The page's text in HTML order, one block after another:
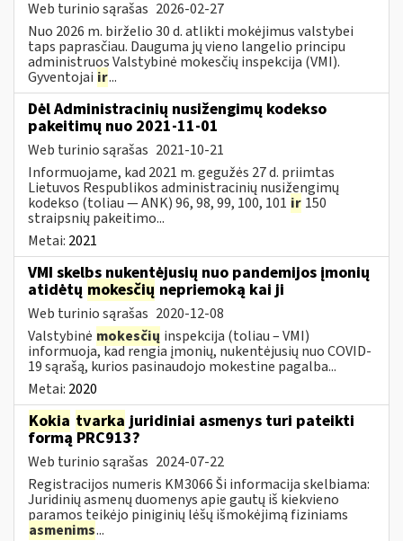
Web turinio sąrašas 2026-02-27
Nuo 2026 m. birželio 30 d. atlikti mokėjimus valstybei
taps paprasčiau. Dauguma jų vieno langelio principu
administruos Valstybinė mokesčių inspekcija (VMI).
Gyventojai ir...
Dėl Administracinių nusižengimų kodekso
pakeitimų nuo 2021-11-01
Web turinio sąrašas 2021-10-21
Informuojame, kad 2021 m. gegužės 27 d. priimtas
Lietuvos Respublikos administracinių nusižengimų
kodekso (toliau — ANK) 96, 98, 99, 100, 101 ir 150
straipsnių pakeitimo...
Metai: 2021
VMI skelbs nukentėjusių nuo pandemijos įmonių
atidėtų mokesčių nepriemoką kai ji
Web turinio sąrašas 2020-12-08
Valstybinė mokesčių inspekcija (toliau – VMI)
informuoja, kad rengia įmonių, nukentėjusių nuo COVID-
19 sąrašą, kurios pasinaudojo mokestine pagalba...
Metai: 2020
Kokia tvarka juridiniai asmenys turi pateikti
formą PRC913?
Web turinio sąrašas 2024-07-22
Registracijos numeris KM3066 Ši informacija skelbiama:
Juridinių asmenų duomenys apie gautų iš kiekvieno
paramos teikėjo piniginių lėšų išmokėjimą fiziniams
asmenims...